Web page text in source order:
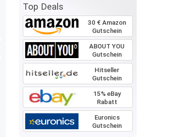
Top Deals
30 € Amazon
Gutschein
ABOUT YOU
Gutschein
Hitseller
Gutschein
15% eBay
Rabatt
Euronics
Gutschein